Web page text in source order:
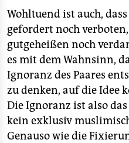
Wohltuend ist auch,
gefordert noch
gutgeheißen noch
es mit dem Wahnsinn,
Ignoranz des Paares
zu denken, auf die Idee
Die Ignoranz ist also
kein exklusiv
Genauso wie die